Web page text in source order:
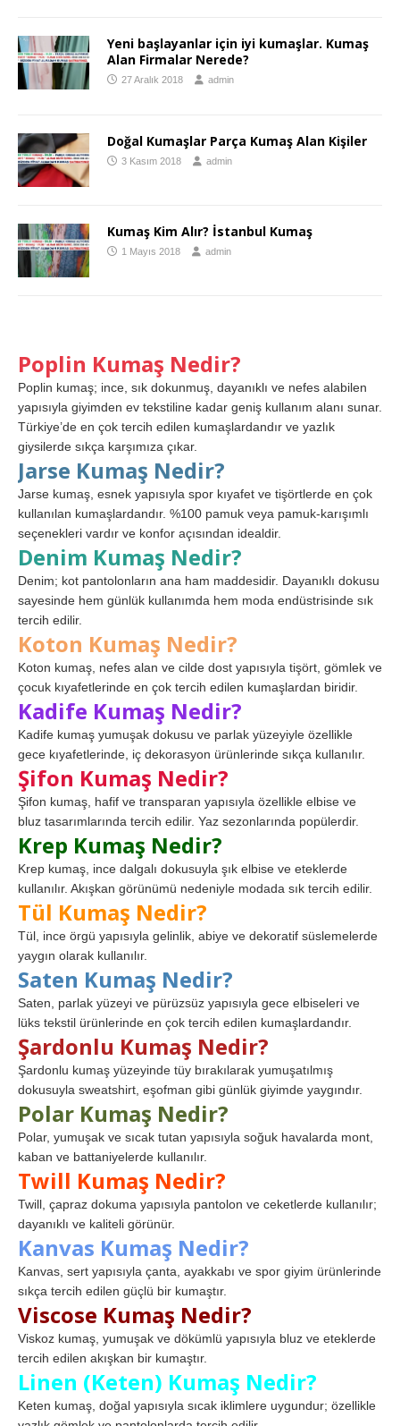
Yeni başlayanlar için iyi kumaşlar. Kumaş
Alan Firmalar Nerede?
27 Aralık 2018 admin
Doğal Kumaşlar Parça Kumaş Alan Kişiler
3 Kasım 2018 admin
Kumaş Kim Alır? İstanbul Kumaş
1 Mayıs 2018 admin
Poplin Kumaş Nedir?
Poplin kumaş; ince, sık dokunmuş, dayanıklı ve nefes alabilen
yapısıyla giyimden ev tekstiline kadar geniş kullanım alanı sunar.
Türkiye’de en çok tercih edilen kumaşlardandır ve yazlık
giysilerde sıkça karşımıza çıkar.
Jarse Kumaş Nedir?
Jarse kumaş, esnek yapısıyla spor kıyafet ve tişörtlerde en çok
kullanılan kumaşlardandır. %100 pamuk veya pamuk-karışımlı
seçenekleri vardır ve konfor açısından idealdir.
Denim Kumaş Nedir?
Denim; kot pantolonların ana ham maddesidir. Dayanıklı dokusu
sayesinde hem günlük kullanımda hem moda endüstrisinde sık
tercih edilir.
Koton Kumaş Nedir?
Koton kumaş, nefes alan ve cilde dost yapısıyla tişört, gömlek ve
çocuk kıyafetlerinde en çok tercih edilen kumaşlardan biridir.
Kadife Kumaş Nedir?
Kadife kumaş yumuşak dokusu ve parlak yüzeyiyle özellikle
gece kıyafetlerinde, iç dekorasyon ürünlerinde sıkça kullanılır.
Şifon Kumaş Nedir?
Şifon kumaş, hafif ve transparan yapısıyla özellikle elbise ve
bluz tasarımlarında tercih edilir. Yaz sezonlarında popülerdir.
Krep Kumaş Nedir?
Krep kumaş, ince dalgalı dokusuyla şık elbise ve eteklerde
kullanılır. Akışkan görünümü nedeniyle modada sık tercih edilir.
Tül Kumaş Nedir?
Tül, ince örgü yapısıyla gelinlik, abiye ve dekoratif süslemelerde
yaygın olarak kullanılır.
Saten Kumaş Nedir?
Saten, parlak yüzeyi ve pürüzsüz yapısıyla gece elbiseleri ve
lüks tekstil ürünlerinde en çok tercih edilen kumaşlardandır.
Şardonlu Kumaş Nedir?
Şardonlu kumaş yüzeyinde tüy bırakılarak yumuşatılmış
dokusuyla sweatshirt, eşofman gibi günlük giyimde yaygındır.
Polar Kumaş Nedir?
Polar, yumuşak ve sıcak tutan yapısıyla soğuk havalarda mont,
kaban ve battaniyelerde kullanılır.
Twill Kumaş Nedir?
Twill, çapraz dokuma yapısıyla pantolon ve ceketlerde kullanılır;
dayanıklı ve kaliteli görünür.
Kanvas Kumaş Nedir?
Kanvas, sert yapısıyla çanta, ayakkabı ve spor giyim ürünlerinde
sıkça tercih edilen güçlü bir kumaştır.
Viscose Kumaş Nedir?
Viskoz kumaş, yumuşak ve dökümlü yapısıyla bluz ve eteklerde
tercih edilen akışkan bir kumaştır.
Linen (Keten) Kumaş Nedir?
Keten kumaş, doğal yapısıyla sıcak iklimlere uygundur; özellikle